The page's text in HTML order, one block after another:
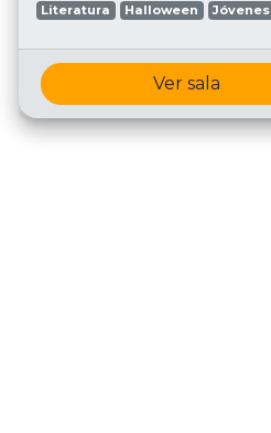
Literatura
Halloween Jóvenes
Ver sala